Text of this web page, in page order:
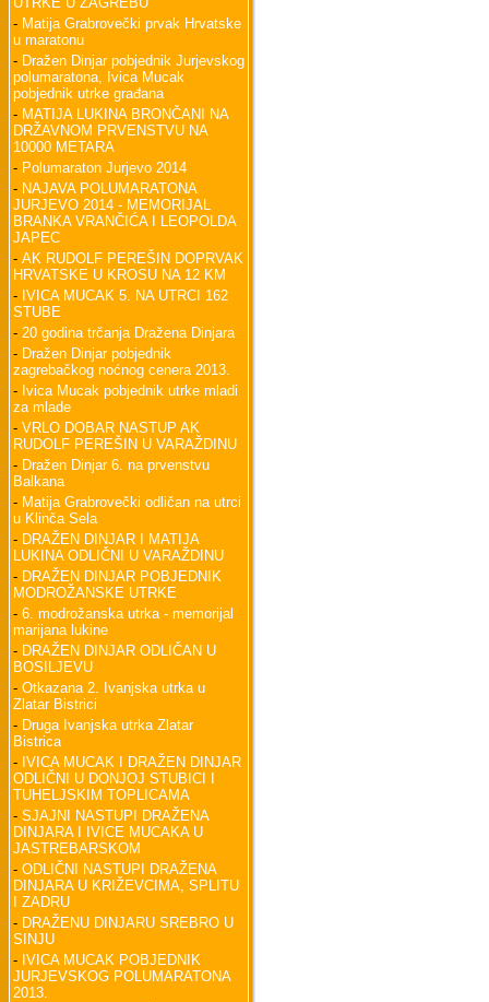
- Matija Grabrovečki prvak Hrvatske
u maratonu
- Dražen Dinjar pobjednik Jurjevskog
polumaratona, Ivica Mucak
pobjednik utrke građana
- MATIJA LUKINA BRONČANI NA
DRŽAVNOM PRVENSTVU NA
10000 METARA
- Polumaraton Jurjevo 2014
- NAJAVA POLUMARATONA
JURJEVO 2014 - MEMORIJAL
BRANKA VRANČIĆA I LEOPOLDA
JAPEC
- AK RUDOLF PEREŠIN DOPRVAK
HRVATSKE U KROSU NA 12 KM
- IVICA MUCAK 5. NA UTRCI 162
STUBE
- 20 godina trčanja Dražena Dinjara
- Dražen Dinjar pobjednik
zagrebačkog noćnog cenera 2013.
- Ivica Mucak pobjednik utrke mladi
za mlade
- VRLO DOBAR NASTUP AK
RUDOLF PEREŠIN U VARAŽDINU
- Dražen Dinjar 6. na prvenstvu
Balkana
- Matija Grabrovečki odličan na utrci
u Klinča Sela
- DRAŽEN DINJAR I MATIJA
LUKINA ODLIČNI U VARAŽDINU
- DRAŽEN DINJAR POBJEDNIK
MODROŽANSKE UTRKE
- 6. modrožanska utrka - memorijal
marijana lukine
- DRAŽEN DINJAR ODLIČAN U
BOSILJEVU
- Otkazana 2. Ivanjska utrka u
Zlatar Bistrici
- Druga Ivanjska utrka Zlatar
Bistrica
- IVICA MUCAK I DRAŽEN DINJAR
ODLIČNI U DONJOJ STUBICI I
TUHELJSKIM TOPLICAMA
- SJAJNI NASTUPI DRAŽENA
DINJARA I IVICE MUCAKA U
JASTREBARSKOM
- ODLIČNI NASTUPI DRAŽENA
DINJARA U KRIŽEVCIMA, SPLITU
I ZADRU
- DRAŽENU DINJARU SREBRO U
SINJU
- IVICA MUCAK POBJEDNIK
JURJEVSKOG POLUMARATONA
2013.